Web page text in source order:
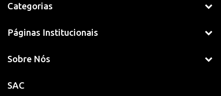
Categorias
Páginas Institucionais
Sobre Nós
SAC